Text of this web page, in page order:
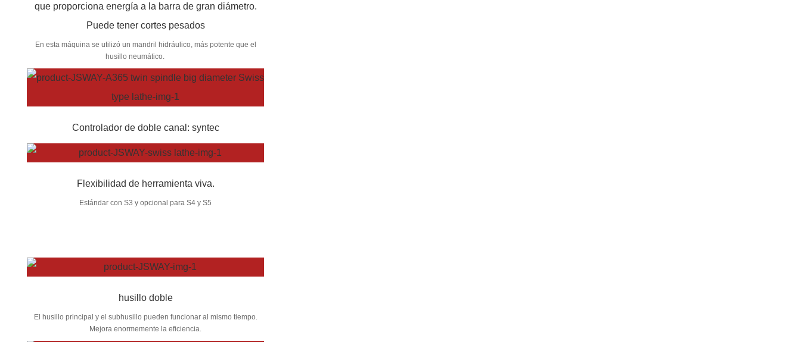
que proporciona energía a la barra de gran diámetro.
Puede tener cortes pesados
En esta máquina se utilizó un mandril hidráulico, más potente que el
husillo neumático.
Controlador de doble canal: syntec
Flexibilidad de herramienta viva.
Estándar con S3 y opcional para S4 y S5
husillo doble
El husillo principal y el subhusillo pueden funcionar al mismo tiempo.
Mejora enormemente la eficiencia.